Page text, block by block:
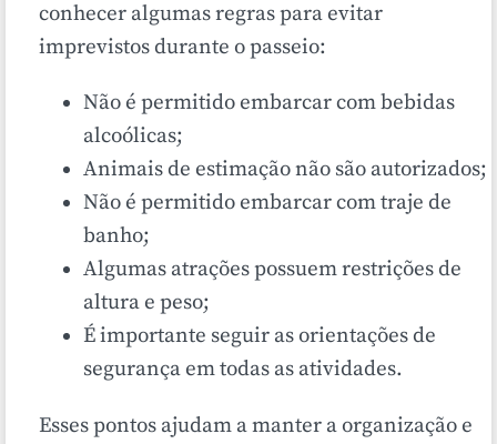
conhecer algumas regras para evitar
imprevistos durante o passeio:
Não é permitido embarcar com bebidas
alcoólicas;
Animais de estimação não são autorizados;
Não é permitido embarcar com traje de
banho;
Algumas atrações possuem restrições de
altura e peso;
É importante seguir as orientações de
segurança em todas as atividades.
Esses pontos ajudam a manter a organização e